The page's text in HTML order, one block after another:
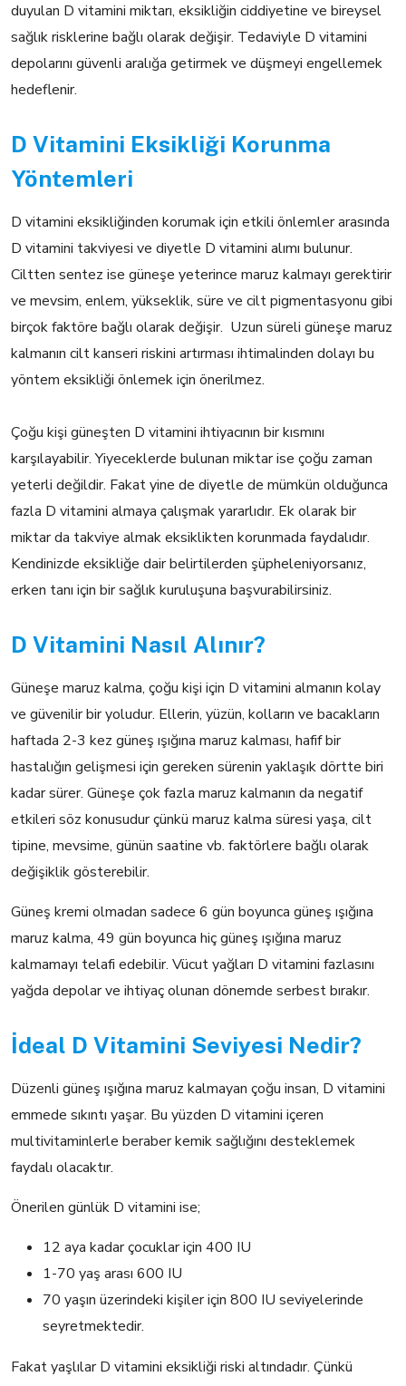
duyulan D vitamini miktarı, eksikliğin ciddiyetine ve bireysel
sağlık risklerine bağlı olarak değişir. Tedaviyle D vitamini
depolarını güvenli aralığa getirmek ve düşmeyi engellemek
hedeflenir.
D Vitamini Eksikliği Korunma
Yöntemleri
D vitamini eksikliğinden korumak için etkili önlemler arasında
D vitamini takviyesi ve diyetle D vitamini alımı bulunur.
Ciltten sentez ise güneşe yeterince maruz kalmayı gerektirir
ve mevsim, enlem, yükseklik, süre ve cilt pigmentasyonu gibi
birçok faktöre bağlı olarak değişir. Uzun süreli güneşe maruz
kalmanın cilt kanseri riskini artırması ihtimalinden dolayı bu
yöntem eksikliği önlemek için önerilmez.
Çoğu kişi güneşten D vitamini ihtiyacının bir kısmını
karşılayabilir. Yiyeceklerde bulunan miktar ise çoğu zaman
yeterli değildir. Fakat yine de diyetle de mümkün olduğunca
fazla D vitamini almaya çalışmak yararlıdır. Ek olarak bir
miktar da takviye almak eksiklikten korunmada faydalıdır.
Kendinizde eksikliğe dair belirtilerden şüpheleniyorsanız,
erken tanı için bir sağlık kuruluşuna başvurabilirsiniz.
D Vitamini Nasıl Alınır?
Güneşe maruz kalma, çoğu kişi için D vitamini almanın kolay
ve güvenilir bir yoludur. Ellerin, yüzün, kolların ve bacakların
haftada 2-3 kez güneş ışığına maruz kalması, hafif bir
hastalığın gelişmesi için gereken sürenin yaklaşık dörtte biri
kadar sürer. Güneşe çok fazla maruz kalmanın da negatif
etkileri söz konusudur çünkü maruz kalma süresi yaşa, cilt
tipine, mevsime, günün saatine vb. faktörlere bağlı olarak
değişiklik gösterebilir.
Güneş kremi olmadan sadece 6 gün boyunca güneş ışığına
maruz kalma, 49 gün boyunca hiç güneş ışığına maruz
kalmamayı telafi edebilir. Vücut yağları D vitamini fazlasını
yağda depolar ve ihtiyaç olunan dönemde serbest bırakır.
İdeal D Vitamini Seviyesi Nedir?
Düzenli güneş ışığına maruz kalmayan çoğu insan, D vitamini
emmede sıkıntı yaşar. Bu yüzden D vitamini içeren
multivitaminlerle beraber kemik sağlığını desteklemek
faydalı olacaktır.
Önerilen günlük D vitamini ise;
12 aya kadar çocuklar için 400 IU
1-70 yaş arası 600 IU
70 yaşın üzerindeki kişiler için 800 IU seviyelerinde
seyretmektedir.
Fakat yaşlılar D vitamini eksikliği riski altındadır. Çünkü